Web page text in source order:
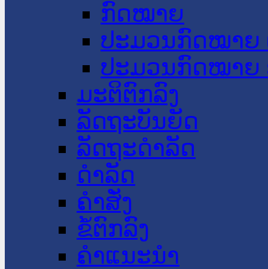
ກົດໝາຍ
ປະມວນກົດໝາຍ
ປະມວນກົດໝາຍ
ມະຕິຕົກລົງ
ລັດຖະບັນຍັດ
ລັດຖະດໍາລັດ
ດໍາລັດ
ຄໍາສັ່ງ
ຂໍ້ຕົກລົງ
ຄໍາແນະນໍາ